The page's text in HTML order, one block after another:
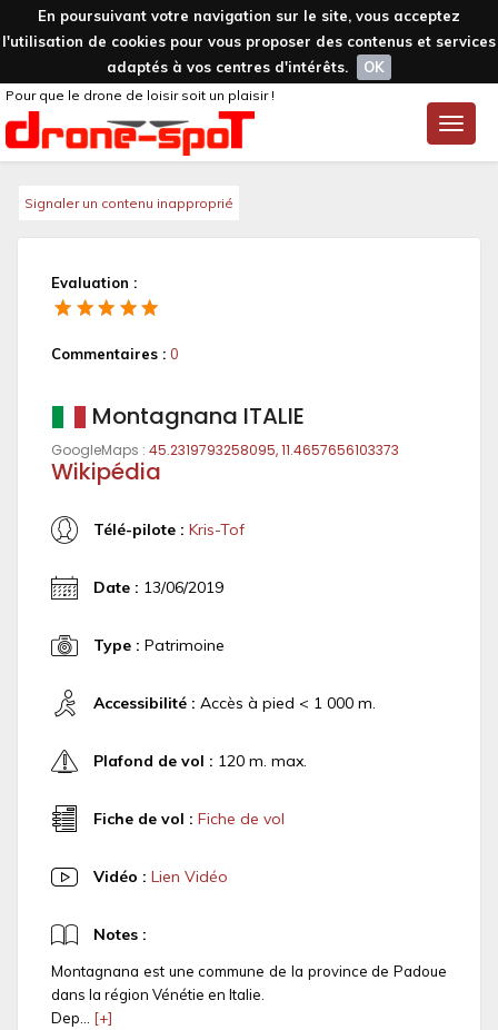
En poursuivant votre navigation sur le site, vous acceptez
l'utilisation de cookies pour vous proposer des contenus et services
adaptés à vos centres d'intérêts.
OK
Toggle
Pour que le drone de loisir soit un plaisir !
Signaler un contenu inapproprié
Evaluation :
Commentaires : 0
Montagnana ITALIE
GoogleMaps : 45.2319793258095, 11.4657656103373
Wikipédia
Télé-pilote : Kris-Tof
Date : 13/06/2019
Type : Patrimoine
Accessibilité : Accès à pied < 1 000 m.
Plafond de vol : 120 m. max.
Fiche de vol : Fiche de vol
Vidéo : Lien Vidéo
Notes :
Montagnana est une commune de la province de Padoue
dans la région Vénétie en Italie.
Dep... [+]